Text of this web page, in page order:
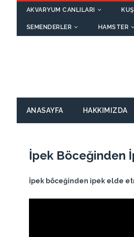
AKVARYUM CANLILARI
SEMENDERLER HAMSTER
ANASAYFA HAKKIMIZDA
İpek Böceğinden
İpek böceğinden ipek elde